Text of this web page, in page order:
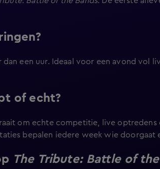
een uur. Ideaal voor een avond vol
of echt?
om echte competitie, live optredens
bepalen iedere week wie doorgaat
The Tribute: Battle of